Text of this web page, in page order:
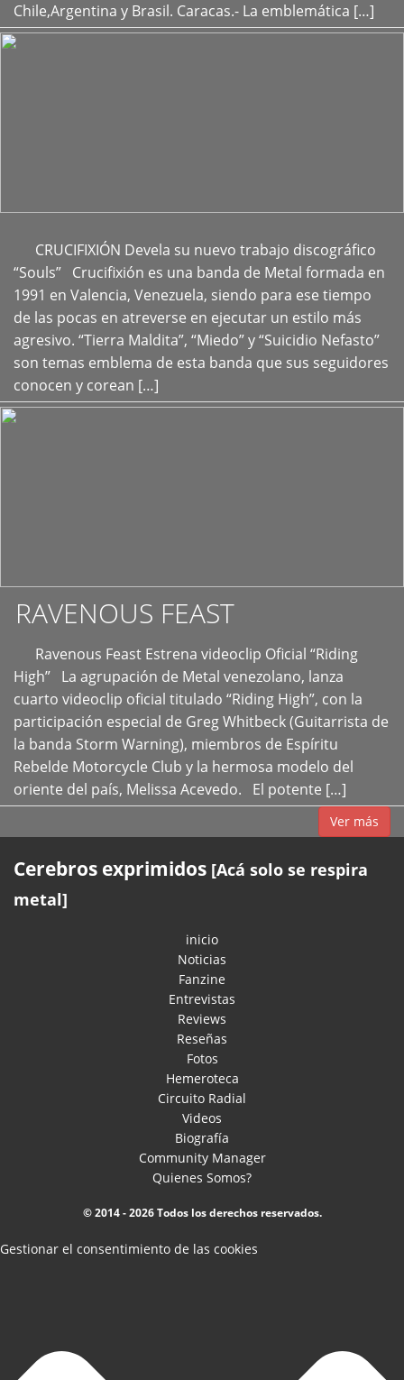
Chile,Argentina y Brasil. Caracas.- La emblemática […]
CRUCIFIXIÓN Devela su nuevo trabajo discográfico
“Souls” Crucifixión es una banda de Metal formada en
1991 en Valencia, Venezuela, siendo para ese tiempo
de las pocas en atreverse en ejecutar un estilo más
agresivo. “Tierra Maldita”, “Miedo” y “Suicidio Nefasto”
son temas emblema de esta banda que sus seguidores
conocen y corean […]
+
RAVENOUS FEAST
Ravenous Feast Estrena videoclip Oficial “Riding
High” La agrupación de Metal venezolano, lanza
cuarto videoclip oficial titulado “Riding High”, con la
participación especial de Greg Whitbeck (Guitarrista de
la banda Storm Warning), miembros de Espíritu
Rebelde Motorcycle Club y la hermosa modelo del
oriente del país, Melissa Acevedo. El potente […]
Ver más
Cerebros exprimidos [Acá solo se respira
metal]
inicio
Noticias
Fanzine
Entrevistas
Reviews
Reseñas
Fotos
Hemeroteca
Circuito Radial
Videos
Biografía
Community Manager
Quienes Somos?
© 2014 - 2026 Todos los derechos reservados.
Gestionar el consentimiento de las cookies